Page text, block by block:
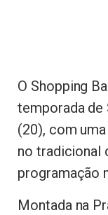
O Shopping
temporada de
(20), com
no tradicional
programação
Montada na